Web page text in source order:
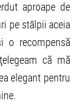
aproape de
pe stâlpii aceia
o recompensă
că mă
elegant pentru